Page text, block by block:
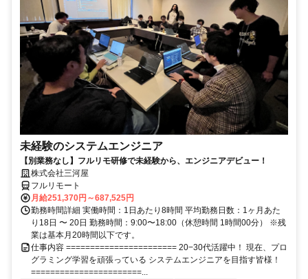
未経験のシステムエンジニア
【別業務なし】フルリモ研修で未経験から、エンジニアデビュー！
株式会社三河屋
フルリモート
月給251,370円～687,525円
勤務時間詳細 実働時間：1日あたり8時間 平均勤務日数：1ヶ月あた
り18日 〜 20日 勤務時間：9:00〜18:00（休憩時間 1時間00分） ※残
業は基本月20時間以下です。
仕事内容 ======================= 20−30代活躍中！ 現在、プロ
グラミング学習を頑張っている システムエンジニアを目指す皆様！
=======================...